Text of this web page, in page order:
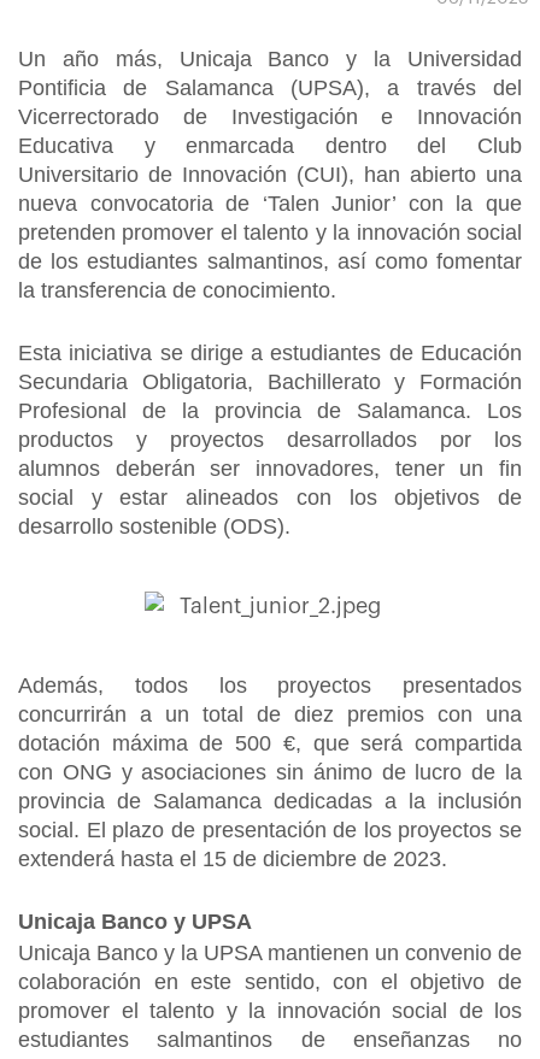
Un año más, Unicaja Banco y la Universidad
Pontificia de Salamanca (UPSA), a través del
Vicerrectorado de Investigación e Innovación
Educativa y enmarcada dentro del Club
Universitario de Innovación (CUI), han abierto una
nueva convocatoria de ‘Talen Junior’ con la que
pretenden promover el talento y la innovación social
de los estudiantes salmantinos, así como fomentar
la transferencia de conocimiento.
Esta iniciativa se dirige a estudiantes de Educación
Secundaria Obligatoria, Bachillerato y Formación
Profesional de la provincia de Salamanca. Los
productos y proyectos desarrollados por los
alumnos deberán ser innovadores, tener un fin
social y estar alineados con los objetivos de
desarrollo sostenible (ODS).
Además, todos los proyectos presentados
concurrirán a un total de diez premios con una
dotación máxima de 500 €, que será compartida
con ONG y asociaciones sin ánimo de lucro de la
provincia de Salamanca dedicadas a la inclusión
social. El plazo de presentación de los proyectos se
extenderá hasta el 15 de diciembre de 2023.
Unicaja Banco y UPSA
Unicaja Banco y la UPSA mantienen un convenio de
colaboración en este sentido, con el objetivo de
promover el talento y la innovación social de los
estudiantes salmantinos de enseñanzas no